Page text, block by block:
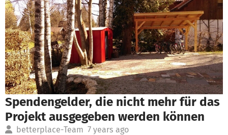
Spendengelder, die nicht mehr für das
Projekt ausgegeben werden können
betterplace-Team 7 years ago